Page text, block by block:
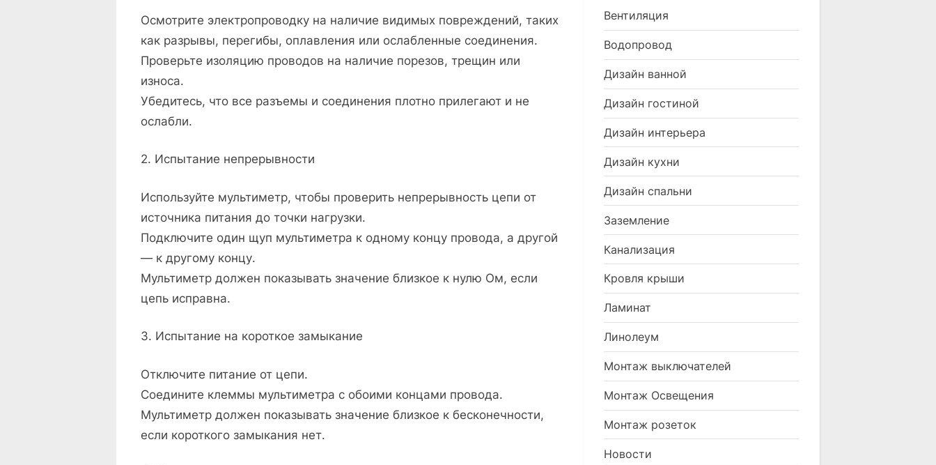
Осмотрите электропроводку на наличие видимых повреждений, таких
как разрывы, перегибы, оплавления или ослабленные соединения.
Проверьте изоляцию проводов на наличие порезов, трещин или
износа.
Убедитесь, что все разъемы и соединения плотно прилегают и не
ослабли.
2. Испытание непрерывности
Используйте мультиметр, чтобы проверить непрерывность цепи от
источника питания до точки нагрузки.
Подключите один щуп мультиметра к одному концу провода, а другой
— к другому концу.
Мультиметр должен показывать значение близкое к нулю Ом, если
цепь исправна.
3. Испытание на короткое замыкание
Отключите питание от цепи.
Соедините клеммы мультиметра с обоими концами провода.
Мультиметр должен показывать значение близкое к бесконечности,
если короткого замыкания нет.
Вентиляция
Водопровод
Дизайн ванной
Дизайн гостиной
Дизайн интерьера
Дизайн кухни
Дизайн спальни
Заземление
Канализация
Кровля крыши
Ламинат
Линолеум
Монтаж выключателей
Монтаж Освещения
Монтаж розеток
Новости